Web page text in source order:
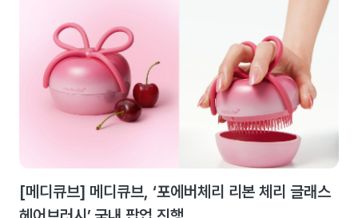
[메디큐브] 메디큐브, ‘포에버체리 리본 체리 글래스